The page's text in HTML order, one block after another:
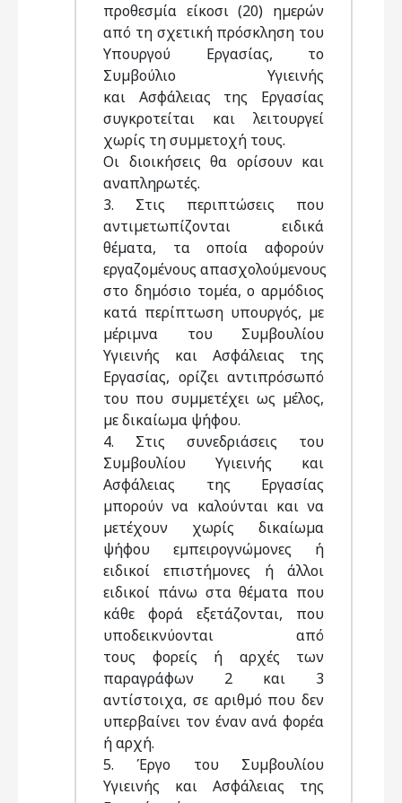
προθεσµία είκοσι (20) ηµερών
από τη σχετική πρόσκληση του
Υπουργού Εργασίας, το
Συµβούλιο Υγιεινής
και Ασφάλειας της Εργασίας
συγκροτείται και λειτουργεί
χωρίς τη συµµετοχή τους.
Οι διοικήσεις θα ορίσουν και
αναπληρωτές.
3. Στις περιπτώσεις που
αντιµετωπίζονται ειδικά
θέµατα, τα οποία αφορούν
εργαζοµένους απασχολούµενους
στο δηµόσιο τοµέα, ο αρµόδιος
κατά περίπτωση υπουργός, µε
µέριµνα του Συµβουλίου
Υγιεινής και Ασφάλειας της
Εργασίας, ορίζει αντιπρόσωπό
του που συµµετέχει ως µέλος,
µε δικαίωµα ψήφου.
4. Στις συνεδριάσεις του
Συµβουλίου Υγιεινής και
Ασφάλειας της Εργασίας
µπορούν να καλούνται και να
µετέχουν χωρίς δικαίωµα
ψήφου εµπειρογνώµονες ή
ειδικοί επιστήµονες ή άλλοι
ειδικοί πάνω στα θέµατα που
κάθε φορά εξετάζονται, που
υποδεικνύονται από
τους φορείς ή αρχές των
παραγράφων 2 και 3
αντίστοιχα, σε αριθµό που δεν
υπερβαίνει τον έναν ανά φορέα
ή αρχή.
5. Έργο του Συµβουλίου
Υγιεινής και Ασφάλειας της